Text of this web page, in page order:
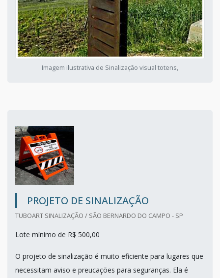
Imagem ilustrativa de Sinalização visual totens,
PROJETO DE SINALIZAÇÃO
TUBOART SINALIZAÇÃO / SÃO BERNARDO DO CAMPO - SP
Lote mínimo de R$ 500,00
O projeto de sinalização é muito eficiente para lugares que
necessitam aviso e preucações para seguranças. Ela é